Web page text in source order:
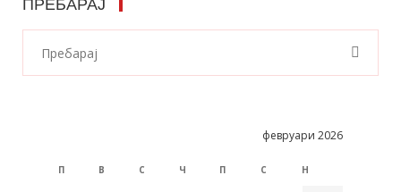
февруари 2026
П В С Ч П С Н